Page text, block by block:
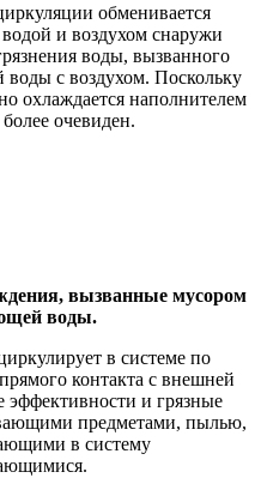
обменивается
и воздухом снаружи
воды, вызванного
с воздухом. Поскольку
охлаждается наполнителем
очевиден.
вызванные мусором
воды.
в системе по
контакта с внешней
эффективности и грязные
предметами, пылью,
в систему